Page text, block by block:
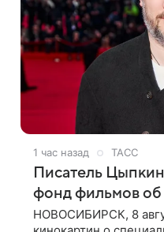
1 час назад ТАСС
Писатель
фонд фильмов
НОВОСИБИРСК, 8